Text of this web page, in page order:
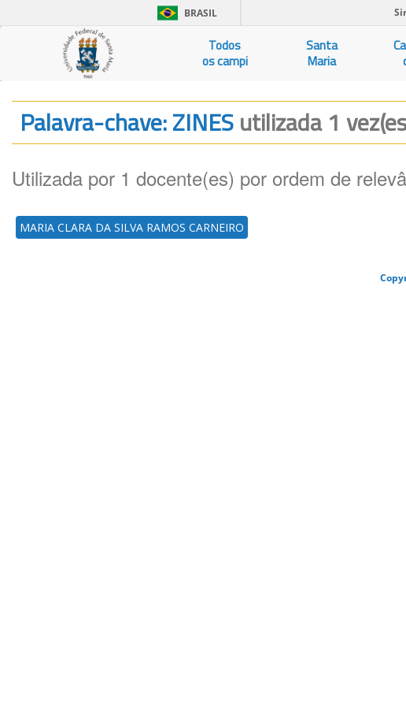
BRASIL
Todos
os campi
Santa
Maria
Palavra-chave: ZINESutilizada 1
Utilizada por 1 docente(es) por ordem de
MARIA CLARA DA SILVA RAMOS CARNEIRO